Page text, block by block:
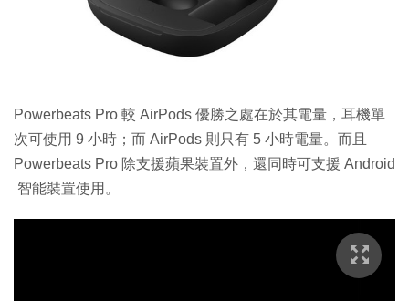
Powerbeats Pro 較 AirPods 優勝之處在於其電量，耳機單
次可使用 9 小時；而 AirPods 則只有 5 小時電量。而且
Powerbeats Pro 除支援蘋果裝置外，還同時可支援 Android
智能裝置使用。